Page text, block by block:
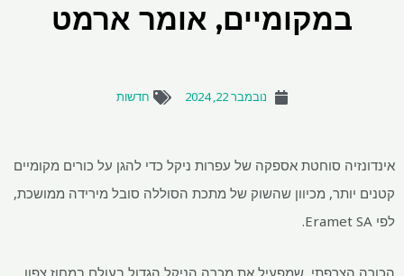
במקומיים, אומר ארמט
נובמבר 22, 2024 חדשות
אינדונזיה סוחטת אספקה ​​של עפרות ניקל כדי להגן על כורים מקומיים
קטנים יותר, מכיוון שהשוק של מתכת הסוללה סובל מירידה ממושכת,
לפי Eramet SA.
הכורה הצרפתי, שמפעיל את מכרה הניקל הגדול בעולם במחוז צפון